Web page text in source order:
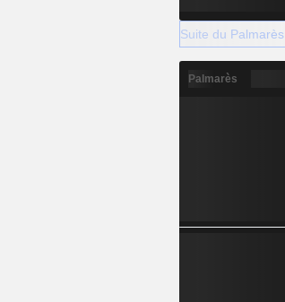
Suite du Palmarès
Palmarès